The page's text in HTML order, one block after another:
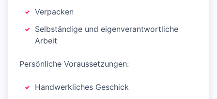
Verpacken
Selbständige und eigenverantwortliche
Arbeit
Persönliche Voraussetzungen:
Handwerkliches Geschick